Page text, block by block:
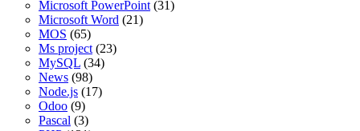
Microsoft PowerPoint (31)
Microsoft Word (21)
MOS (65)
Ms project (23)
MySQL (34)
News (98)
Node.js (17)
Odoo (9)
Pascal (3)